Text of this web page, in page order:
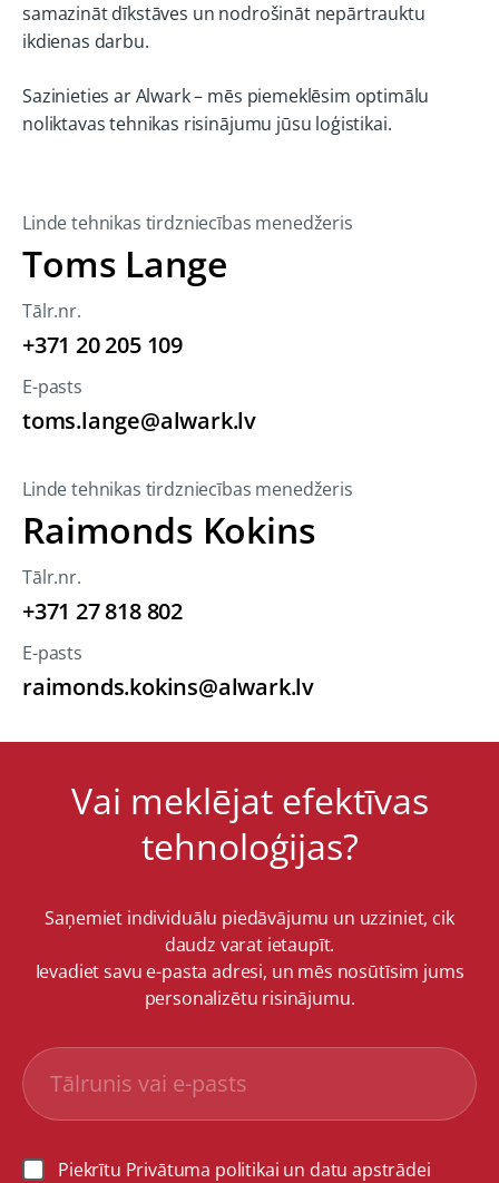
samazināt dīkstāves un nodrošināt nepārtrauktu
ikdienas darbu.
Sazinieties ar Alwark – mēs piemeklēsim optimālu
noliktavas tehnikas risinājumu jūsu loģistikai.
Linde tehnikas tirdzniecības menedžeris
Toms Lange
Tālr.nr.
+371 20 205 109
E-pasts
toms.lange@alwark.lv
Linde tehnikas tirdzniecības menedžeris
Raimonds Kokins
Tālr.nr.
+371 27 818 802
E-pasts
raimonds.kokins@alwark.lv
Vai meklējat efektīvas
tehnoloģijas?
Saņemiet individuālu piedāvājumu un uzziniet, cik
daudz varat ietaupīt.
Ievadiet savu e-pasta adresi, un mēs nosūtīsim jums
personalizētu risinājumu.
Piekrītu Privātuma politikai un datu apstrādei